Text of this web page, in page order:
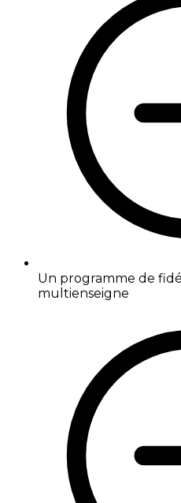
Un programme de
multienseigne